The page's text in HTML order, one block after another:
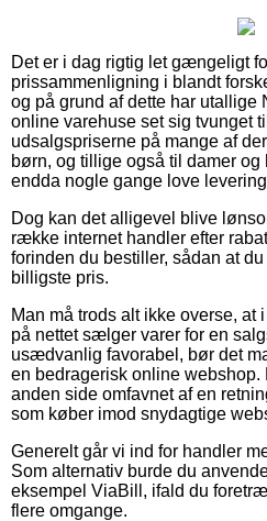
Det er i dag rigtig let gængeligt
prissammenligning i blandt
og på grund af dette har utallige
online varehuse set sig tvunget
udsalgspriserne på mange af
børn, og tillige også til damer og
endda nogle gange love
Dog kan det alligevel blive
række internet handler efter
forinden du bestiller, sådan at
billigste pris.
Man må trods alt ikke overse,
på nettet sælger varer for en
usædvanlig favorabel, bør det
en bedragerisk online webshop.
anden side omfavnet af en
som køber imod snydagtige
Generelt går vi ind for handler
Som alternativ burde du
eksempel ViaBill, ifald du
flere omgange.